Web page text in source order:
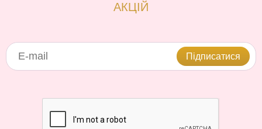
АКЦІЙ
Підписатися